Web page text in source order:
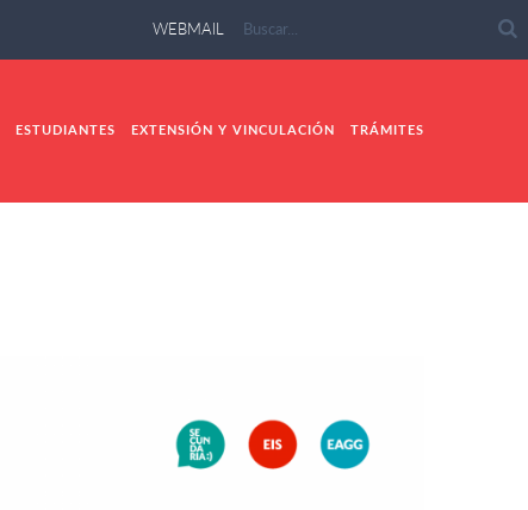
WEBMAIL
ESTUDIANTES EXTENSIÓN Y VINCULACIÓN TRÁMITES